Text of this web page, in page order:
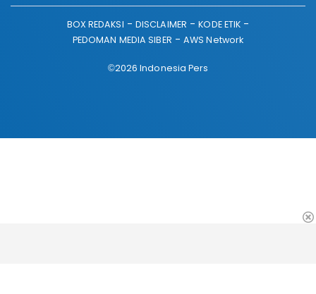
BOX REDAKSI DISCLAIMER
KODE ETIK
PEDOMAN MEDIA SIBER
AWS Network
©2026 Indonesia Pers